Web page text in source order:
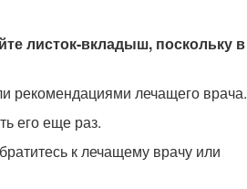
листок-вкладыш, поскольку в
рекомендациями лечащего врача.
его еще раз.
к лечащему врачу или